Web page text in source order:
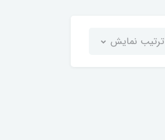
ترتیب نمایش